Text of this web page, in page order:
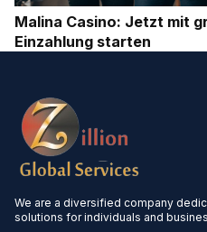
Malina Casino: Jetzt mit
Einzahlung starten
We are a diversified company
solutions for individuals and